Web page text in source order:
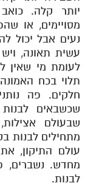
יותר קלה.
מסויימים, או
נעים אבל יכול
עשית תאונה,
לעומת מי שאין
תלוי בכח
חלקים. פה
שכשבאים
שבעולם
מתחילים לבנות
עולם התיקון,
מחדש. נשברים,
לבנות.